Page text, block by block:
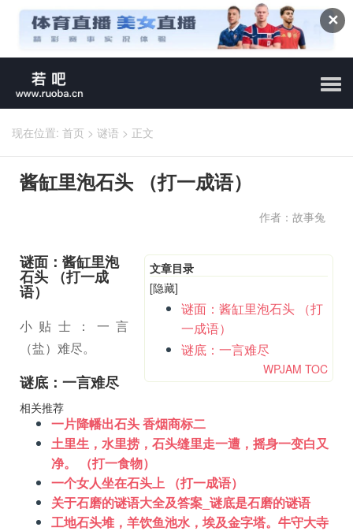
✕
现在位置: 首页 > 谜语 > 正文
酱缸里泡石头 （打一成语）
作者：故事兔
文章目录
[隐藏]
谜面：酱缸里泡石头 （打
一成语）
谜底：一言难尽
WPJAM TOC
谜面：酱缸里泡
石头 （打一成
语）
小贴士：一言
（盐）难尽。
谜底：一言难尽
相关推荐
一片降幡出石头 香烟商标二
土里生，水里捞，石头缝里走一遭，摇身一变白又
净。 （打一食物）
一个女人坐在石头上 （打一成语）
关于石磨的谜语大全及答案_谜底是石磨的谜语
工地石头堆，羊饮鱼池水，埃及金字塔。牛守大寺